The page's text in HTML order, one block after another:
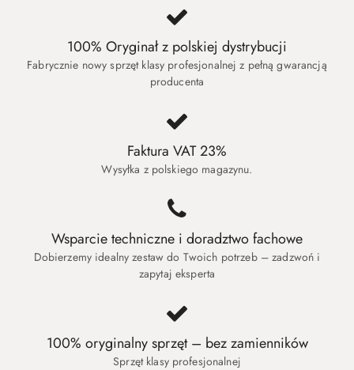
100% Oryginał z polskiej dystrybucji
Fabrycznie nowy sprzęt klasy profesjonalnej z pełną gwarancją
producenta
Faktura VAT 23%
Wysyłka z polskiego magazynu.
Wsparcie techniczne i doradztwo fachowe
Dobierzemy idealny zestaw do Twoich potrzeb – zadzwoń i
zapytaj eksperta
100% oryginalny sprzęt – bez zamienników
Sprzęt klasy profesjonalnej